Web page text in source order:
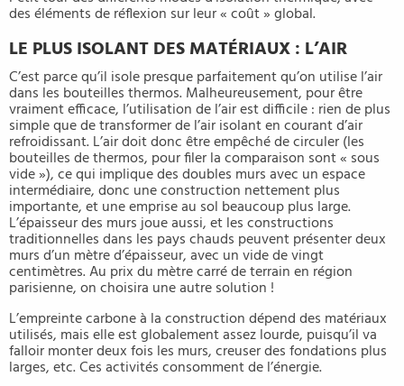
des éléments de réflexion sur leur « coût » global.
LE PLUS ISOLANT DES MATÉRIAUX : L’AIR
C’est parce qu’il isole presque parfaitement qu’on utilise l’air
dans les bouteilles thermos. Malheureusement, pour être
vraiment efficace, l’utilisation de l’air est difficile : rien de plus
simple que de transformer de l’air isolant en courant d’air
refroidissant. L’air doit donc être empêché de circuler (les
bouteilles de thermos, pour filer la comparaison sont « sous
vide »), ce qui implique des doubles murs avec un espace
intermédiaire, donc une construction nettement plus
importante, et une emprise au sol beaucoup plus large.
L’épaisseur des murs joue aussi, et les constructions
traditionnelles dans les pays chauds peuvent présenter deux
murs d’un mètre d’épaisseur, avec un vide de vingt
centimètres. Au prix du mètre carré de terrain en région
parisienne, on choisira une autre solution !
L’empreinte carbone à la construction dépend des matériaux
utilisés, mais elle est globalement assez lourde, puisqu’il va
falloir monter deux fois les murs, creuser des fondations plus
larges, etc. Ces activités consomment de l’énergie.